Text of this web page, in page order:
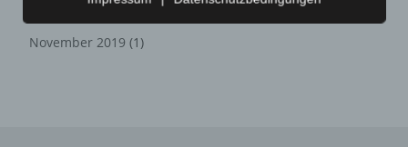
November 2019 (1)
Zahlreiche Internetseiten und Server verwenden
Cookies. Viele Cookies enthalten eine sogenannte
Cookie-ID. Eine Cookie-ID ist eine eindeutige Kennung